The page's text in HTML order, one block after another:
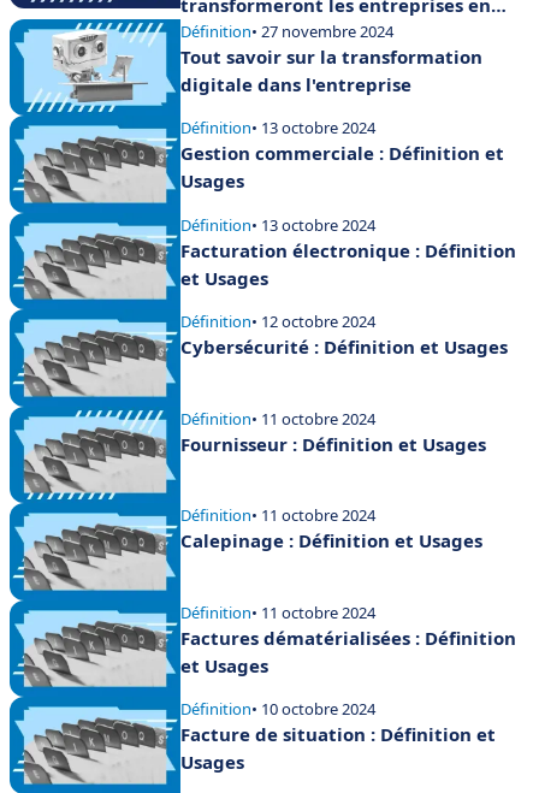
transformeront les entreprises en
2025
Définition• 27 novembre 2024
Tout savoir sur la transformation
digitale dans l'entreprise
Définition• 13 octobre 2024
Gestion commerciale : Définition et
Usages
Définition• 13 octobre 2024
Facturation électronique : Définition
et Usages
Définition• 12 octobre 2024
Cybersécurité : Définition et Usages
Définition• 11 octobre 2024
Fournisseur : Définition et Usages
Définition• 11 octobre 2024
Calepinage : Définition et Usages
Définition• 11 octobre 2024
Factures dématérialisées : Définition
et Usages
Définition• 10 octobre 2024
Facture de situation : Définition et
Usages